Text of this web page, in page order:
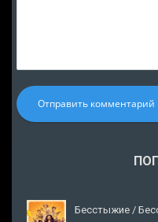
Отправить комментарий
Бесстыжие /